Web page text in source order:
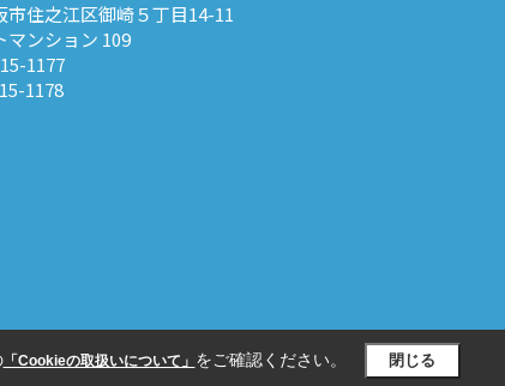
市住之江区御崎５丁目14-11
マンション 109
1177
1178
「Cookieの取扱いについて」 をご確認ください。 閉じる